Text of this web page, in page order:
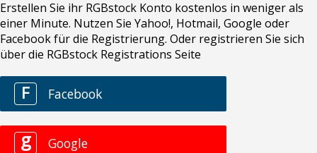
Erstellen Sie ihr RGBstock Konto kostenlos in weniger als
einer Minute. Nutzen Sie Yahoo!, Hotmail, Google oder
Facebook für die Registrierung. Oder registrieren Sie sich
über die RGBstock Registrations Seite
F Facebook
g Google